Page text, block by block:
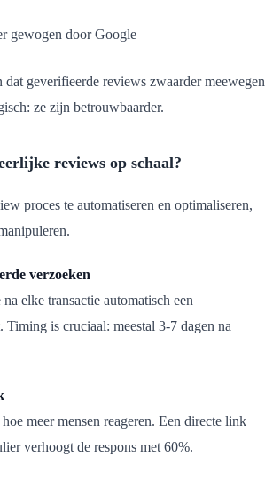
gewogen door Google
dat geverifieerde reviews zwaarder meewegen
ze zijn betrouwbaarder.
reviews op schaal?
proces te automatiseren en optimaliseren,
verzoeken
na elke transactie automatisch een
is cruciaal: meestal 3-7 dagen na
meer mensen reageren. Een directe link
verhoogt de respons met 60%.